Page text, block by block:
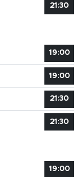
21:30
19:00
19:00
21:30
21:30
19:00